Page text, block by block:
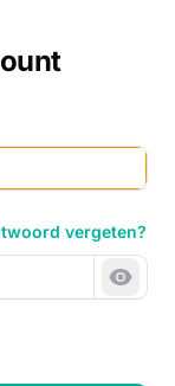
vergeten?